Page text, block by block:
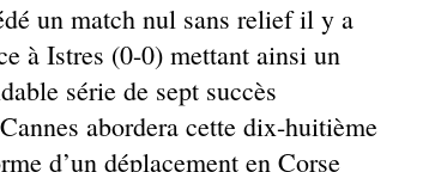
un match nul sans relief il y a
à Istres (0-0) mettant ainsi un
série de sept succès
abordera cette dix-huitième
d’un déplacement en Corse